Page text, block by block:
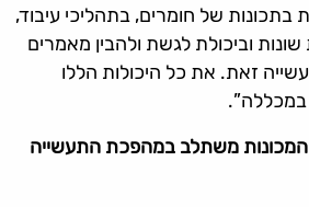
בתכונות של חומרים, בתהליכי עיבוד,
וביכולת לגשת ולהבין מאמרים
זאת. את כל היכולות הללו
במכללה”.
משתלב במהפכת התעשייה